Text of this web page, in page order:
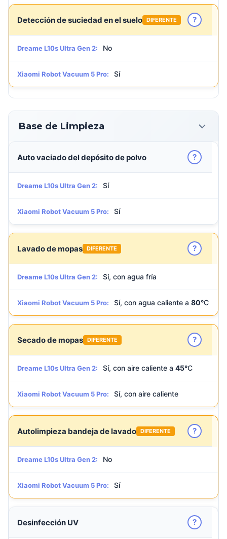
Detección de suciedad en el suelo DIFERENTE ?
Dreame L10s Ultra Gen 2: No
Xiaomi Robot Vacuum 5 Pro: Sí
Base de Limpieza
Auto vaciado del depósito de polvo ?
Dreame L10s Ultra Gen 2: Sí
Xiaomi Robot Vacuum 5 Pro: Sí
Lavado de mopas DIFERENTE ?
Dreame L10s Ultra Gen 2: Sí, con agua fría
Xiaomi Robot Vacuum 5 Pro: Sí, con agua caliente a 80°C
Secado de mopas DIFERENTE ?
Dreame L10s Ultra Gen 2: Sí, con aire caliente a 45°C
Xiaomi Robot Vacuum 5 Pro: Sí, con aire caliente
Autolimpieza bandeja de lavado DIFERENTE ?
Dreame L10s Ultra Gen 2: No
Xiaomi Robot Vacuum 5 Pro: Sí
Desinfección UV ?